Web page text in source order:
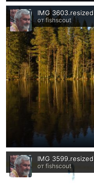
IMG 3603.resized
от fishscout
IMG 3599.resized
от fishscout